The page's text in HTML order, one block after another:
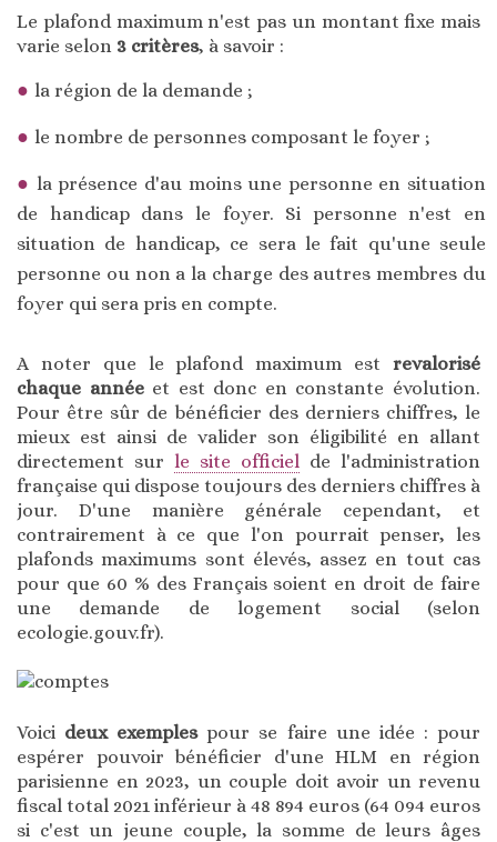
Le plafond maximum n'est pas un montant fixe mais
varie selon 3 critères, à savoir :
la région de la demande ;
le nombre de personnes composant le foyer ;
la présence d'au moins une personne en situation
de handicap dans le foyer. Si personne n'est en
situation de handicap, ce sera le fait qu'une seule
personne ou non a la charge des autres membres du
foyer qui sera pris en compte.
A noter que le plafond maximum est revalorisé
chaque annéeet est donc en constante évolution.
Pour être sûr de bénéficier des derniers chiffres, le
mieux est ainsi de valider son éligibilité en allant
directement sur le site officiel de l'administration
française qui dispose toujours des derniers chiffres à
jour. D'une manière générale cependant, et
contrairement à ce que l'on pourrait penser, les
plafonds maximums sont élevés, assez en tout cas
pour que 60 % des Français soient en droit de faire
une demande de logement social (selon
ecologie.gouv.fr).
Voici deux exemplespour se faire une idée : pour
espérer pouvoir bénéficier d'une HLM en région
parisienne en 2023, un couple doit avoir un revenu
fiscal total 2021 inférieur à 48 894 euros (64 094 euros
si c'est un jeune couple, la somme de leurs âges